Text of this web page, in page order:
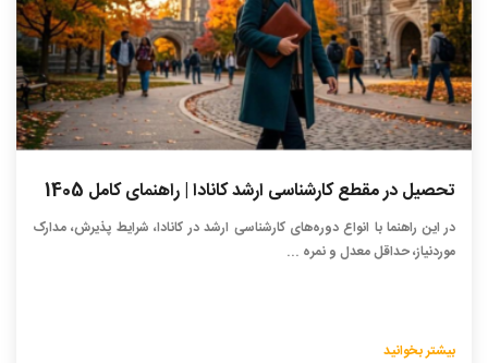
تحصیل در مقطع کارشناسی ارشد کانادا | راهنمای کامل 1405
در این راهنما با انواع دوره‌های کارشناسی ارشد در کانادا، شرایط پذیرش، مدارک
موردنیاز، حداقل معدل و نمره ...
بیشتر بخوانید